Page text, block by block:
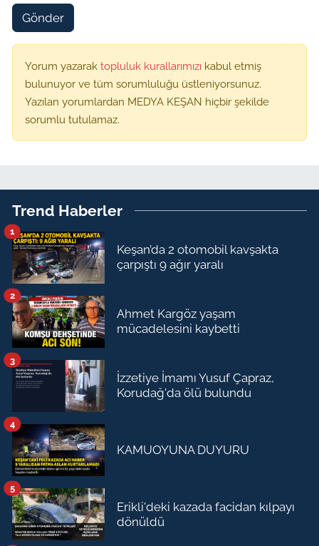
Gönder
Yorum yazarak topluluk kurallarımızı kabul etmiş
bulunuyor ve tüm sorumluluğu üstleniyorsunuz.
Yazılan yorumlardan MEDYA KEŞAN hiçbir şekilde
sorumlu tutulamaz.
Trend Haberler
Keşan’da 2 otomobil kavşakta
çarpıştı 9 ağır yaralı
1
Ahmet Kargöz yaşam
mücadelesini kaybetti
2
İzzetiye İmamı Yusuf Çapraz,
Korudağ'da ölü bulundu
3
KAMUOYUNA DUYURU
4
Erikli'deki kazada facidan kılpayı
dönüldü
5